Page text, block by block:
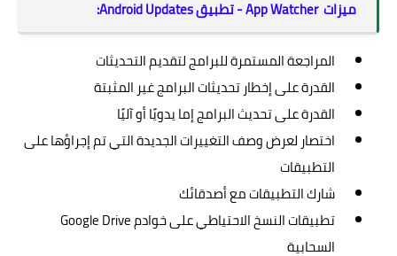
ميزات App Watcher - تطبيق Android Updates:
المراجعة المستمرة للبرامج لتقديم التحديثات
القدرة على إخطار تحديثات البرامج غير المثبتة
القدرة على تحديث البرامج إما يدويًا أو آليًا
اختصار لعرض وصف التغييرات الجديدة التي تم إجراؤها على
التطبيقات
شارك التطبيقات مع أصدقائك
تطبيقات النسخ الاحتياطي على خوادم Google Drive
السحابية